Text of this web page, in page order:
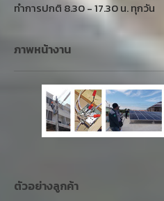
ทำการปกติ 8.30 - 17.30 น. ทุกวัน
ภาพหน้างาน
ตัวอย่างลูกค้า